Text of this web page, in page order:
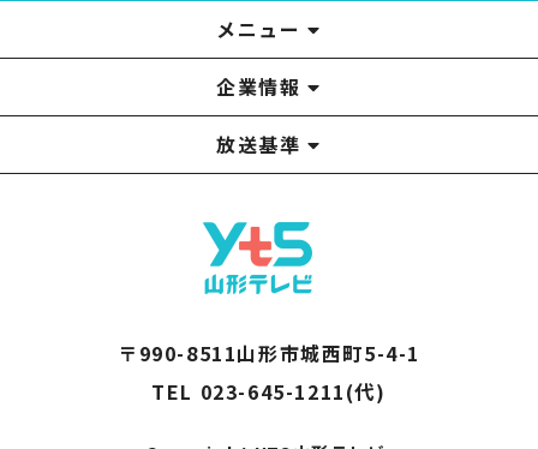
メニュー
YTSニュース
番組
アナウンサー
プレゼント
イベント
みるるん星人
YTS見学ツアー
番組表
お問い合わせ
企業情報
企業情報
役員構成
YTS山形テレビ SDGs 宣言
採用情報
山形テレビ人権方針
山形テレビ国民保護業務計画提出文
個人情報基本方針
情報セキュリティ基本方針
視聴データの取扱いについて
系列局一覧
中継局一覧
放送基準
〒990-8511山形市城西町5-4-1
TEL 023-645-1211(代)